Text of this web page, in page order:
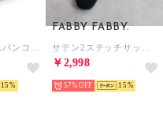
15
FABBY FABBY.
￥2,998
57% 15